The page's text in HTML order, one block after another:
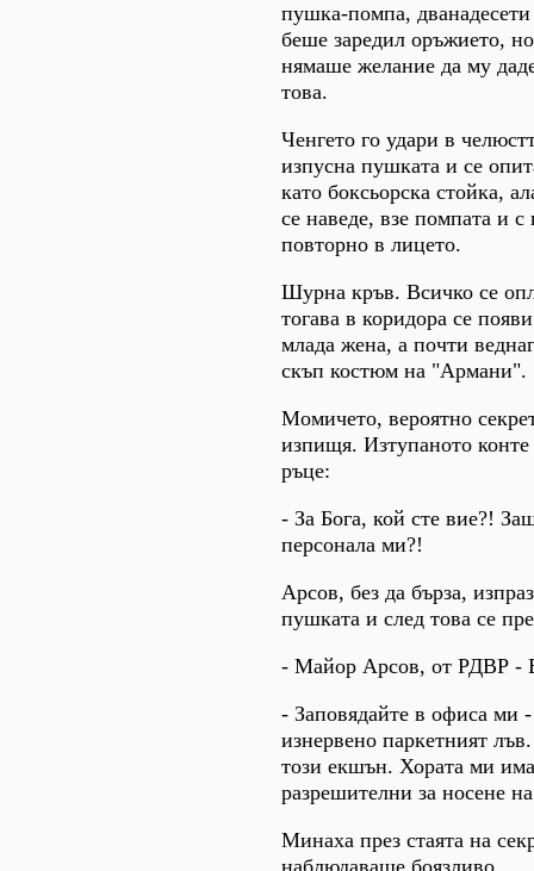
пушка-помпа,
беше заредил оръжието,
нямаше желание да му
това.
Ченгето го удари в
изпусна пушката и се
като боксьорска стойка,
се наведе, взе помпата и
повторно в лицето.
Шурна кръв. Всичко се
тогава в коридора се
млада жена, а почти
скъп костюм на "Армани".
Момичето, вероятно
изпищя. Изтупаното
ръце:
- За Бога, кой сте вие?!
персонала ми?!
Арсов, без да бърза,
пушката и след това се
- Майор Арсов, от РДВР -
- Заповядайте в офиса ми
изнервено паркетният
този екшън. Хората ми
разрешителни за носене
Минаха през стаята на
наблюдаваше боязливо.